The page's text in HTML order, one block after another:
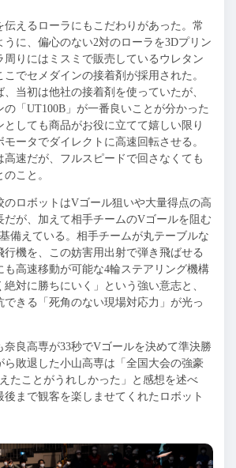
伝えるローラにもこだわりがあった。常
うに、偏心のない2対のローラを3Dプリン
周りにはミスミで販売しているウレタン
でセメダインの接着剤が採用された。
当初は他社の接着剤を使っていたが、
「UT100B」が一番良いことが分かった
としても商品がお役に立てて嬉しい限り
ータでダイレクトに高速回転させる。
高速だが、フルスピードで回さなくても
こと。
のロボットはVゴール狙いや大量得点の高
だが、加えて相手チームのVゴールを阻む
備えている。相手チームが丸テーブルな
行機を、この妨害用出射で弾き飛ばせる
も高速移動が可能な4輪ステアリング機構
対に勝ちにいく」という強い意志と、
できる「死角のない現場対応力」が光っ
奈良高専が33秒でVゴールを決めて準決勝
ら敗退した小山高専は「全国大会の強豪
たことがうれしかった」と感想を述べ
後まで観客を楽しませてくれたロボット